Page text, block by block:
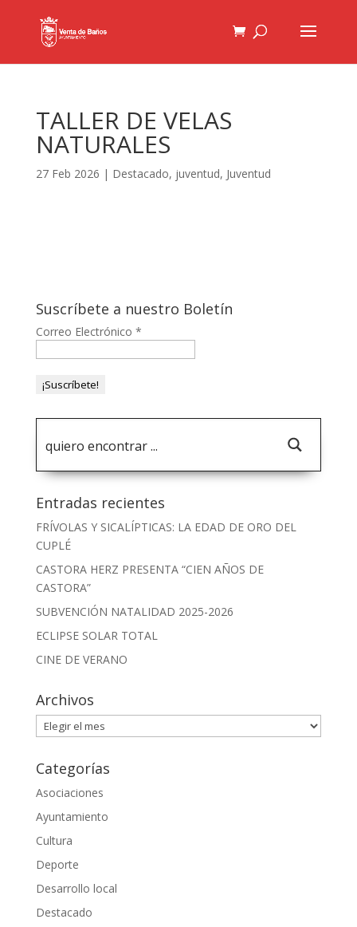
TALLER DE VELAS
NATURALES
27 Feb 2026 | Destacado, juventud, Juventud
Suscríbete a nuestro Boletín
Correo Electrónico *
Entradas recientes
FRÍVOLAS Y SICALÍPTICAS: LA EDAD DE ORO DEL
CUPLÉ
CASTORA HERZ PRESENTA “CIEN AÑOS DE
CASTORA”
SUBVENCIÓN NATALIDAD 2025-2026
ECLIPSE SOLAR TOTAL
CINE DE VERANO
Archivos
Archivos
Categorías
Asociaciones
Ayuntamiento
Cultura
Deporte
Desarrollo local
Destacado